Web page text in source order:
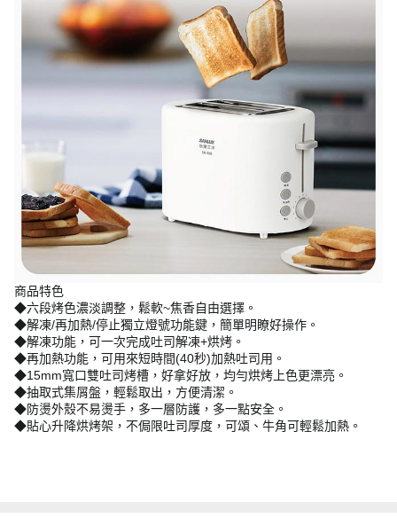
商品特色
◆六段烤色濃淡調整，鬆軟~焦香自由選擇。
◆解凍/再加熱/停止獨立燈號功能鍵，簡單明瞭好操作。
◆解凍功能，可一次完成吐司解凍+烘烤。
◆再加熱功能，可用來短時間(40秒)加熱吐司用。
◆15mm寬口雙吐司烤槽，好拿好放，均勻烘烤上色更漂亮。
◆抽取式集屑盤，輕鬆取出，方便清潔。
◆防燙外殼不易燙手，多一層防護，多一點安全。
◆貼心升降烘烤架，不侷限吐司厚度，可頌、牛角可輕鬆加熱。